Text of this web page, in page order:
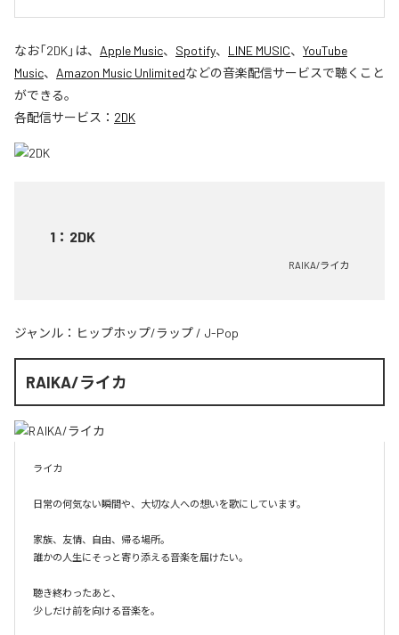
なお「2DK」は、 Apple Music、 Spotify、 LINE MUSIC、 YouTube
Music、 Amazon Music Unlimitedなどの音楽配信サービスで聴くこと
ができる。
各配信サービス： 2DK
1 ： 2DK
RAIKA/ライカ
ジャンル： ヒップホップ/ラップ / J-Pop
RAIKA/ライカ
ライカ
日常の何気ない瞬間や、大切な人への想いを歌にしています。
家族、友情、自由、帰る場所。
誰かの人生にそっと寄り添える音楽を届けたい。
聴き終わったあと、
少しだけ前を向ける音楽を。